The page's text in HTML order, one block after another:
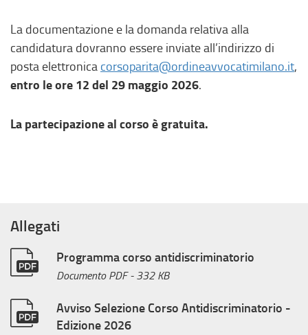
La documentazione e la domanda relativa alla
candidatura dovranno essere inviate all’indirizzo di
posta elettronica corsoparita@ordineavvocatimilano.it,
entro le ore 12 del 29 maggio 2026.
La partecipazione al corso è gratuita.
Allegati
Programma corso antidiscriminatorio
Documento PDF- 332 KB
Avviso Selezione Corso Antidiscriminatorio -
Edizione 2026